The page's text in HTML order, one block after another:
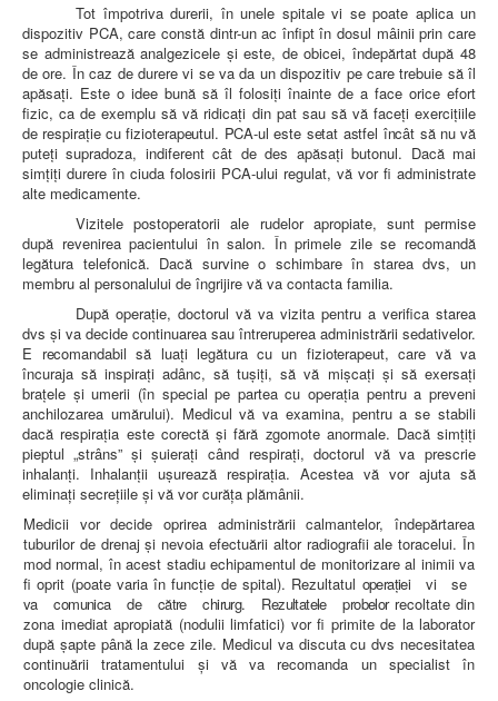
Tot împotriva durerii, în unele spitale vi se poate aplica un
dispozitiv PCA, care constă dintr-un ac înfipt în dosul mâinii prin care
se administrează analgezicele şi este, de obicei, îndepărtat după 48
de ore. În caz de durere vi se va da un dispozitiv pe care trebuie să îl
apăsaţi. Este o idee bună să îl folosiţi înainte de a face orice efort
fizic, ca de exemplu să vă ridicaţi din pat sau să vă faceţi exerciţiile
de respiraţie cu fizioterapeutul. PCA-ul este setat astfel încât să nu vă
puteţi supradoza, indiferent cât de des apăsaţi butonul. Dacă mai
simţiţi durere în ciuda folosirii PCA-ului regulat, vă vor fi administrate
alte medicamente.
Vizitele postoperatorii ale rudelor apropiate, sunt permise
după revenirea pacientului în salon. În primele zile se recomandă
legătura telefonică. Dacă survine o schimbare în starea dvs, un
membru al personalului de îngrijire vă va contacta familia.
După operaţie, doctorul vă va vizita pentru a verifica starea
dvs şi va decide continuarea sau întreruperea administrării sedativelor.
E recomandabil să luaţi legătura cu un fizioterapeut, care vă va
încuraja să inspiraţi adânc, să tuşiţi, să vă mişcaţi şi să exersaţi
braţele şi umerii (în special pe partea cu operaţia pentru a preveni
anchilozarea umărului). Medicul vă va examina, pentru a se stabili
dacă respiraţia este corectă şi fără zgomote anormale. Dacă simţiţi
pieptul „strâns” şişuieraţi când respiraţi, doctorul vă va prescrie
inhalanţi. Inhalanţii uşurează respiraţia. Acestea vă vor ajuta să
eliminaţi secreţiile şi vă vor curăţa plămânii.
Medicii vor decide oprirea administrării calmantelor, îndepărtarea
tuburilor de drenaj şi nevoia efectuării altor radiografii ale toracelui. În
mod normal, în acest stadiu echipamentul de monitorizare al inimii va
fi oprit (poate varia în funcţie de spital). Rezultatul operaţiei vi se
va comunica de către chirurg. Rezultatele probelor recoltate din
zona imediat apropiată (nodulii limfatici) vor fi primite de la laborator
după şapte până la zece zile. Medicul va discuta cu dvs necesitatea
continuării tratamentului şi vă va recomanda un specialist în
oncologie clinică.